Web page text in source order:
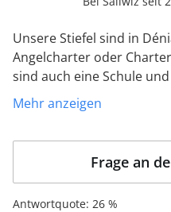
Unsere Stiefel sind in
Angelcharter oder
sind auch eine Schule
Schülerausweis,
Inselbau (PER) an. Wir
Mehr anzeigen
Frage an
Antwortquote: 26 %